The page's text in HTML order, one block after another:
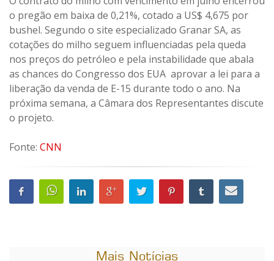
o pregão em baixa de 0,21%, cotado a US$ 4,675 por
bushel. Segundo o site especializado Granar SA, as
cotações do milho seguem influenciadas pela queda
nos preços do petróleo e pela instabilidade que abala
as chances do Congresso dos EUA aprovar a lei para a
liberação da venda de E-15 durante todo o ano. Na
próxima semana, a Câmara dos Representantes discute
o projeto.
Fonte: CNN
Mais Notícias